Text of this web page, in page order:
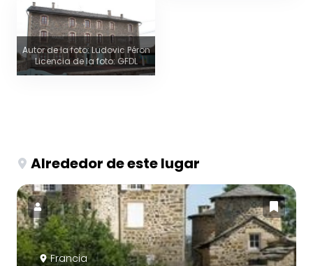
Autor de la foto: Ludovic Péron
Licencia de la foto: GFDL
Alrededor de este lugar
Francia